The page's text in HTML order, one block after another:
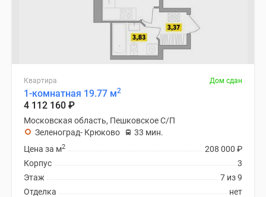
Квартира Дом сдан
1-комнатная 19.77 м2
4 112 160 ₽
Московская область, Пешковское С/П
Зеленоград- Крюково
33 мин.
208 000 ₽
Цена за м2
3
Корпус
7 из 9
Этаж
нет
Отделка